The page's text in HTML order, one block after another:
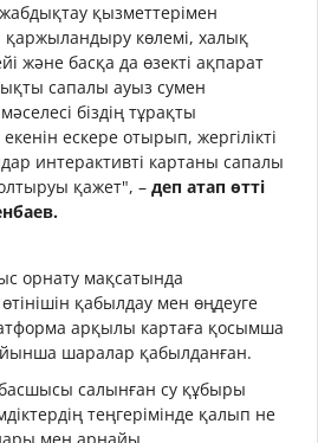
қызметтерімен
қаржыландыру көлемі, халық
және басқа да өзекті ақпарат
сапалы ауыз сумен
біздің тұрақты
ескере отырып, жергілікті
интерактивті картаны сапалы
қажет", – деп атап өтті
орнату мақсатында
қабылдау мен өңдеуге
арқылы картаға қосымша
шаралар қабылданған.
салынған су құбыры
теңгерімінде қалып не